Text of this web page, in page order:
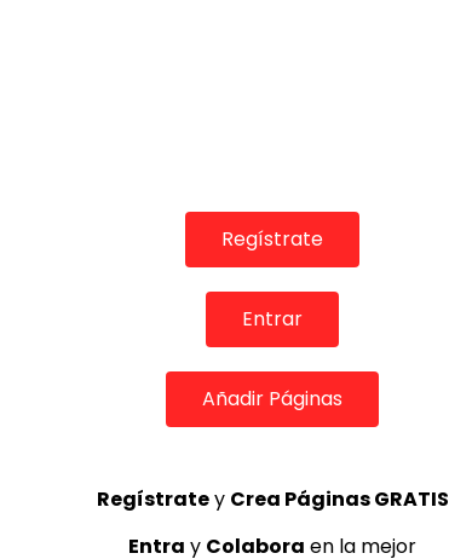
Regístrate
Entrar
Añadir Páginas
Regístratey Crea Páginas GRATIS
Entra y Colabora en la mejor